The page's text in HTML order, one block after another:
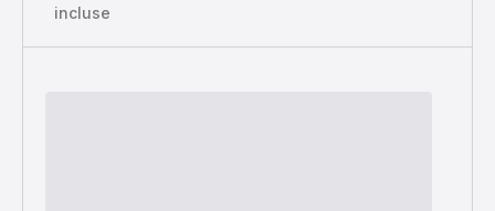
incluse